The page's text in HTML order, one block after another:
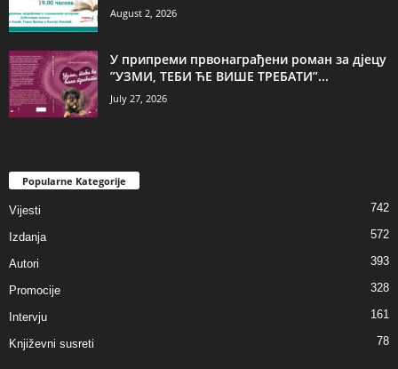
August 2, 2026
У припреми првонаграђени роман за дјецу
”УЗМИ, ТЕБИ ЋЕ ВИШЕ ТРЕБАТИ”...
July 27, 2026
Popularne Kategorije
Vijesti 742
Izdanja 572
Autori 393
Promocije 328
Intervju 161
Književni susreti 78